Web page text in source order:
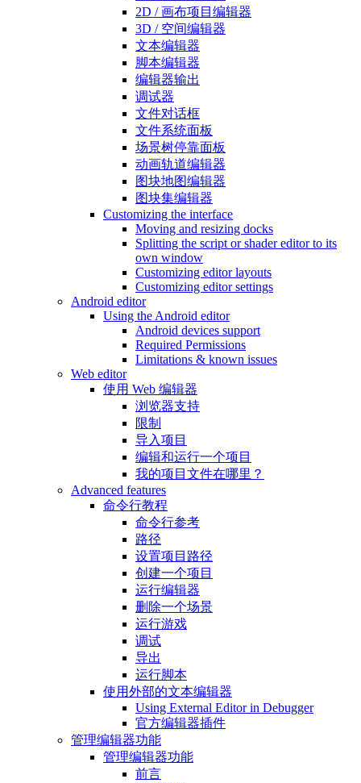
2D / 画布项目编辑器
3D / 空间编辑器
文本编辑器
脚本编辑器
编辑器输出
调试器
文件对话框
文件系统面板
场景树停靠面板
动画轨道编辑器
图块地图编辑器
图块集编辑器
Customizing the interface
Moving and resizing docks
Splitting the script or shader editor to its
own window
Customizing editor layouts
Customizing editor settings
Android editor
Using the Android editor
Android devices support
Required Permissions
Limitations & known issues
Web editor
使用 Web 编辑器
浏览器支持
限制
导入项目
编辑和运行一个项目
我的项目文件在哪里？
Advanced features
命令行教程
命令行参考
路径
设置项目路径
创建一个项目
运行编辑器
删除一个场景
运行游戏
调试
导出
运行脚本
使用外部的文本编辑器
Using External Editor in Debugger
官方编辑器插件
管理编辑器功能
管理编辑器功能
前言